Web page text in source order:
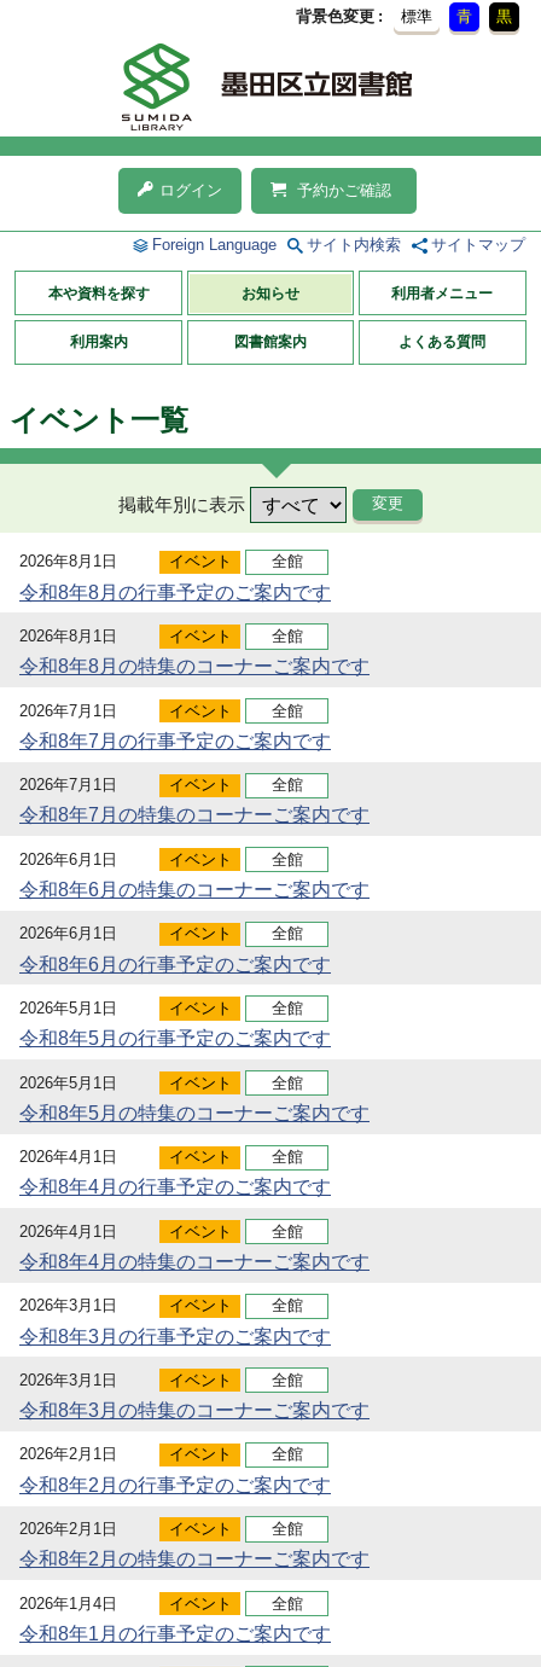
背景色変更 標準 青 黒
ログイン 予約かご確認
Foreign Language サイト内検索 サイトマップ
本や資料を探す お知らせ 利用者メニュー
利用案内 図書館案内 よくある質問
イベント一覧
掲載年別に表示
2026年8月1日 イベント 全館
令和8年8月の行事予定のご案内です
2026年8月1日 イベント 全館
令和8年8月の特集のコーナーご案内です
2026年7月1日 イベント 全館
令和8年7月の行事予定のご案内です
2026年7月1日 イベント 全館
令和8年7月の特集のコーナーご案内です
2026年6月1日 イベント 全館
令和8年6月の特集のコーナーご案内です
2026年6月1日 イベント 全館
令和8年6月の行事予定のご案内です
2026年5月1日 イベント 全館
令和8年5月の行事予定のご案内です
2026年5月1日 イベント 全館
令和8年5月の特集のコーナーご案内です
2026年4月1日 イベント 全館
令和8年4月の行事予定のご案内です
2026年4月1日 イベント 全館
令和8年4月の特集のコーナーご案内です
2026年3月1日 イベント 全館
令和8年3月の行事予定のご案内です
2026年3月1日 イベント 全館
令和8年3月の特集のコーナーご案内です
2026年2月1日 イベント 全館
令和8年2月の行事予定のご案内です
2026年2月1日 イベント 全館
令和8年2月の特集のコーナーご案内です
2026年1月4日 イベント 全館
令和8年1月の行事予定のご案内です